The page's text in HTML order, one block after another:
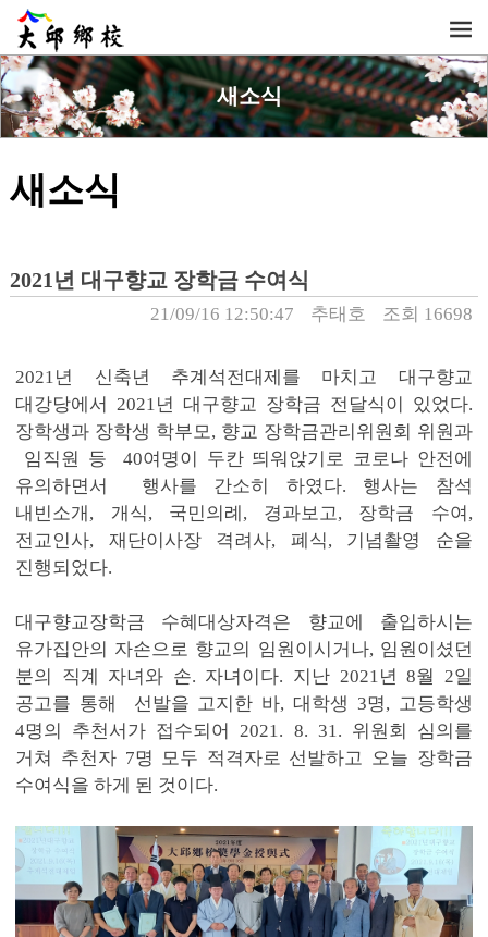
새소식
새소식
2021년 대구향교 장학금 수여식
21/09/16 12:50:47 추태호 조회 16698
2021년 신축년 추계석전대제를 마치고 대구향교
대강당에서 2021년 대구향교 장학금 전달식이 있었다.
장학생과 장학생 학부모, 향교 장학금관리위원회 위원과
임직원 등 40여명이 두칸 띄워앉기로 코로나 안전에
유의하면서 행사를 간소히 하였다. 행사는 참석
내빈소개, 개식, 국민의례, 경과보고, 장학금 수여,
전교인사, 재단이사장 격려사, 폐식, 기념촬영 순을
진행되었다.
대구향교장학금 수혜대상자격은 향교에 출입하시는
유가집안의 자손으로 향교의 임원이시거나, 임원이셨던
분의 직계 자녀와 손. 자녀이다. 지난 2021년 8월 2일
공고를 통해 선발을 고지한 바, 대학생 3명, 고등학생
4명의 추천서가 접수되어 2021. 8. 31. 위원회 심의를
거쳐 추천자 7명 모두 적격자로 선발하고 오늘 장학금
수여식을 하게 된 것이다.